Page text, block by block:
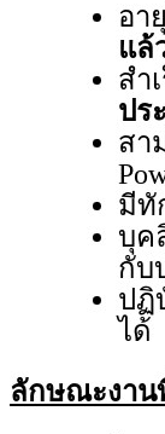
อา
แล้
สำ
ปร
สา
มีทั
บุค
กับ
ปฏิ
ได้
ลักษณะงา